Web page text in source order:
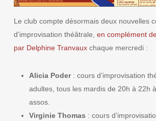
Le club compte désormais deux nouvelles
d’improvisation théâtrale, en complément
par Delphine Tranvauxchaque mercredi :
Alicia Poder: cours d’improvisation
adultes, tous les mardis de 20h à 22h
assos.
Virginie Thomas : cours